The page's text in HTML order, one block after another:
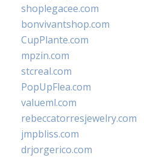
shoplegacee.com
bonvivantshop.com
CupPlante.com
mpzin.com
stcreal.com
PopUpFlea.com
valueml.com
rebeccatorresjewelry.com
jmpbliss.com
drjorgerico.com